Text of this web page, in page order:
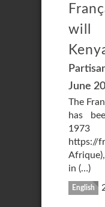
will
June
The
has
https://
in (…)
English